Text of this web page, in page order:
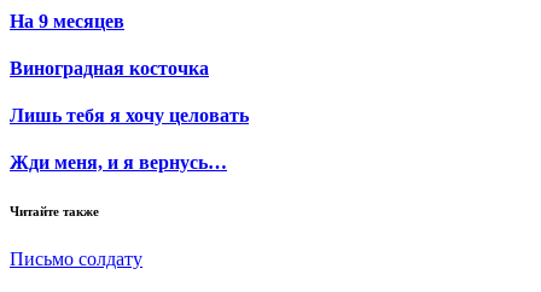
На 9 месяцев
Виноградная косточка
Лишь тебя я хочу целовать
Жди меня, и я вернусь…
Читайте также
Письмо солдату